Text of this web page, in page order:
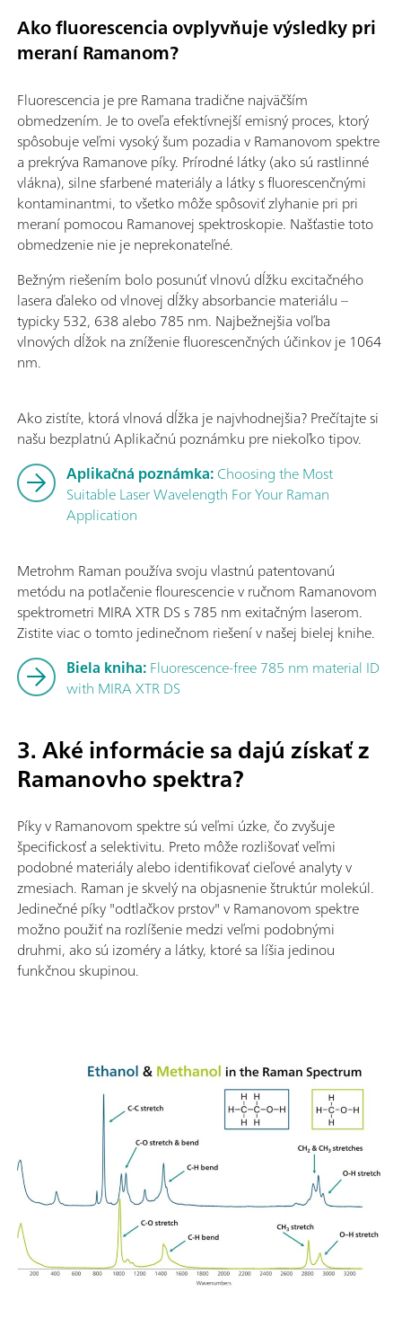
Ako fluorescencia ovplyvňuje výsledky pri
meraní Ramanom?
Fluorescencia je pre Ramana tradične najväčším
obmedzením. Je to oveľa efektívnejší emisný proces, ktorý
spôsobuje veľmi vysoký šum pozadia v Ramanovom spektre
a prekrýva Ramanove píky. Prírodné látky (ako sú rastlinné
vlákna), silne sfarbené materiály a látky s fluorescenčnými
kontaminantmi, to všetko môže spôsoviť zlyhanie pri pri
meraní pomocou Ramanovej spektroskopie. Našťastie toto
obmedzenie nie je neprekonateľné.
Bežným riešením bolo posunúť vlnovú dĺžku excitačného
lasera ďaleko od vlnovej dĺžky absorbancie materiálu –
typicky 532, 638 alebo 785 nm. Najbežnejšia voľba
vlnových dĺžok na zníženie fluorescenčných účinkov je 1064
nm.
Ako zistíte, ktorá vlnová dĺžka je najvhodnejšia? Prečítajte si
našu bezplatnú Aplikačnú poznámku pre niekoľko tipov.
Aplikačná poznámka:Choosing the Most
Suitable Laser Wavelength For Your Raman
Application
Metrohm Raman používa svoju vlastnú patentovanú
metódu na potlačenie flourescencie v ručnom Ramanovom
spektrometri MIRA XTR DS s 785 nm exitačným laserom.
Zistite viac o tomto jedinečnom riešení v našej bielej knihe.
Biela kniha:Fluorescence-free 785 nm material ID
with MIRA XTR DS
3. Aké informácie sa dajú získať z
Ramanovho spektra?
Píky v Ramanovom spektre sú veľmi úzke, čo zvyšuje
špecifickosť a selektivitu. Preto môže rozlišovať veľmi
podobné materiály alebo identifikovať cieľové analyty v
zmesiach. Raman je skvelý na objasnenie štruktúr molekúl.
Jedinečné píky "odtlačkov prstov" v Ramanovom spektre
možno použiť na rozlíšenie medzi veľmi podobnými
druhmi, ako sú izoméry a látky, ktoré sa líšia jedinou
funkčnou skupinou.